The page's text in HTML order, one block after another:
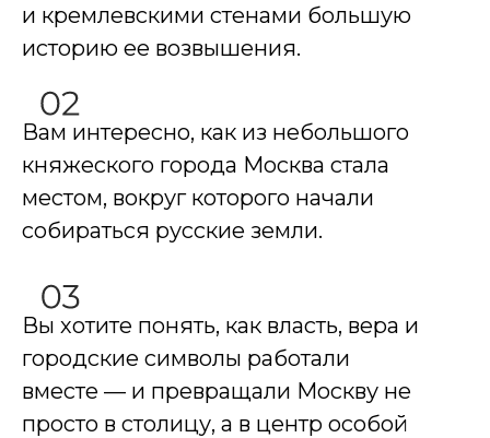
и кремлевскими стенами большую
историю ее возвышения.
Вам интересно, как из небольшого
княжеского города Москва стала
местом, вокруг которого начали
собираться русские земли.
Вы хотите понять, как власть, вера и
городские символы работали
вместе — и превращали Москву не
просто в столицу, а в центр особой